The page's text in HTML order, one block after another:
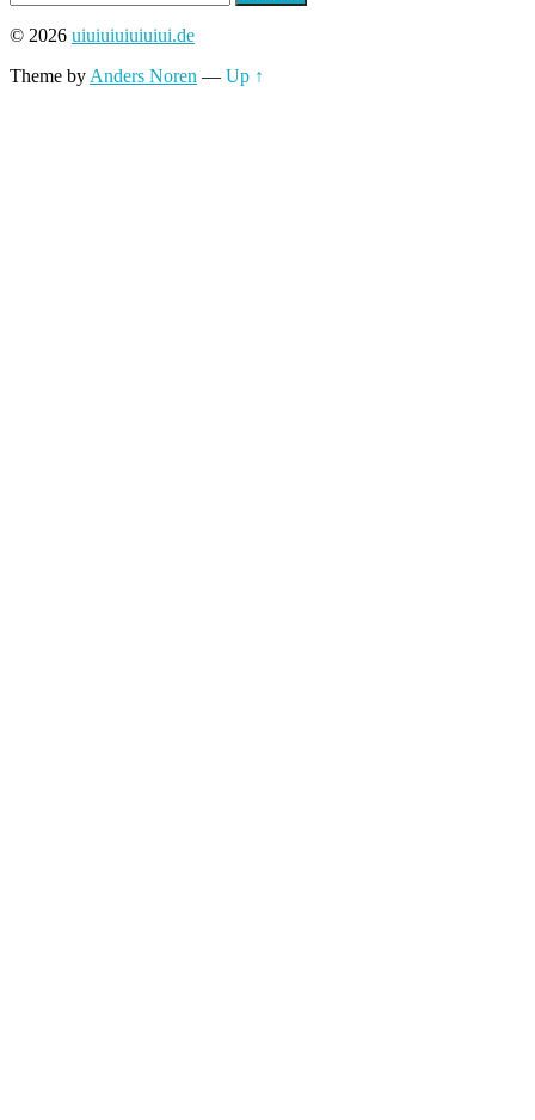
nach:
© 2026 uiuiuiuiuiuiui.de
Theme by Anders Noren — Up ↑